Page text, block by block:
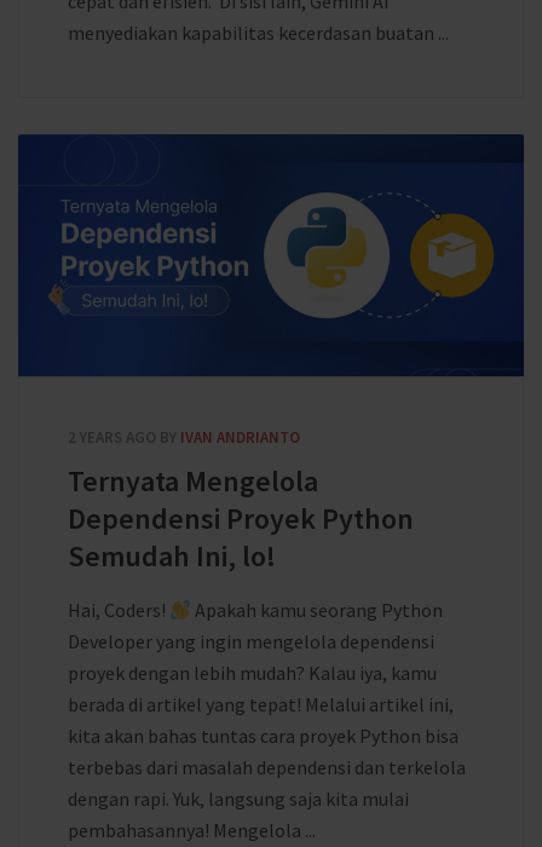
menyediakan kapabilitas kecerdasan buatan ...
2 YEARS AGO BY IVAN ANDRIANTO
Ternyata Mengelola
Dependensi Proyek Python
Semudah Ini, lo!
Hai, Coders!
Apakah kamu seorang Python
Developer yang ingin mengelola dependensi
proyek dengan lebih mudah? Kalau iya, kamu
berada di artikel yang tepat! Melalui artikel ini,
kita akan bahas tuntas cara proyek Python bisa
terbebas dari masalah dependensi dan terkelola
dengan rapi. Yuk, langsung saja kita mulai
pembahasannya! Mengelola ...